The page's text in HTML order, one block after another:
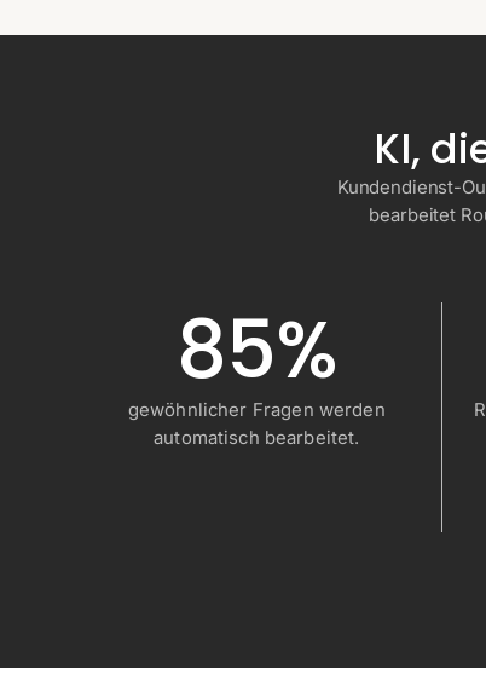
KI,
Kundendienst-
bearbeitet
85%
gewöhnlicher Fragen werden
automatisch bearbeitet.